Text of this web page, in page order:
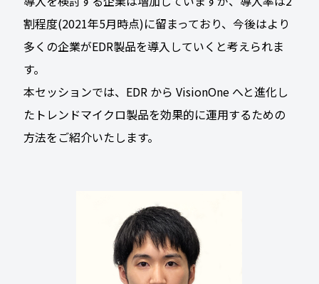
割程度(2021年5月時点)に留まっており、今後はより
多くの企業がEDR製品を導入していくと考えられま
す。
本セッションでは、EDR から VisionOne へと進化し
たトレンドマイクロ製品を効果的に運用するための
方法をご紹介いたします。